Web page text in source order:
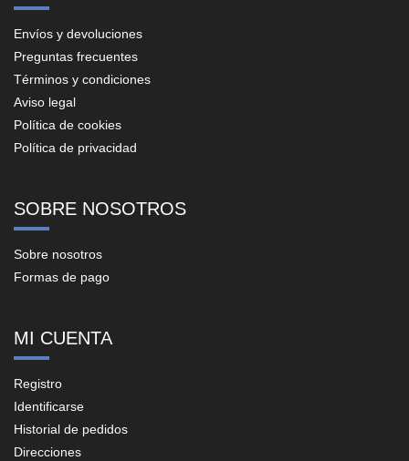
Envíos y devoluciones
Preguntas frecuentes
Términos y condiciones
Aviso legal
Política de cookies
Política de privacidad
SOBRE NOSOTROS
Sobre nosotros
Formas de pago
MI CUENTA
Registro
Identificarse
Historial de pedidos
Direcciones